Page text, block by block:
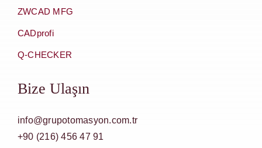
ZWCAD MFG
CADprofi
Q-CHECKER
Bize Ulaşın
info@grupotomasyon.com.tr
+90 (216) 456 47 91